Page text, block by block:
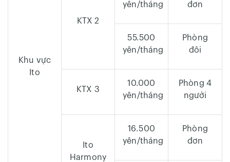
Khu vực
Ito
KTX 2
yên/tháng
đơn
55.500
yên/tháng
Phòng
đôi
KTX 3
10.000
yên/tháng
Phòng 4
người
Ito
Harmony
16.500
yên/tháng
Phòng
đơn